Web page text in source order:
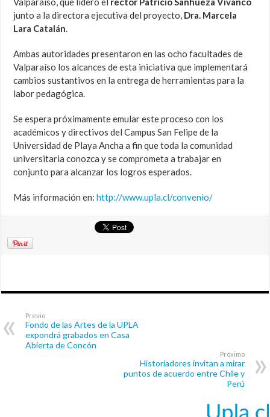
junto a la directora ejecutiva del proyecto, Dra. Marcela
Lara Catalán.
Ambas autoridades presentaron en las ocho facultades de
Valparaíso los alcances de esta iniciativa que implementará
cambios sustantivos en la entrega de herramientas para la
labor pedagógica.
Se espera próximamente emular este proceso con los
académicos y directivos del Campus San Felipe de la
Universidad de Playa Ancha a fin que toda la comunidad
universitaria conozca y se comprometa a trabajar en
conjunto para alcanzar los logros esperados.
Más información en:http://www.upla.cl/convenio/
Previo
Fondo de las Artes de la UPLA
expondrá grabados en Casa
Abierta de Concón
Próximo
Historiadores invitan a mirar
puntos de acuerdo entre Chile y
Perú